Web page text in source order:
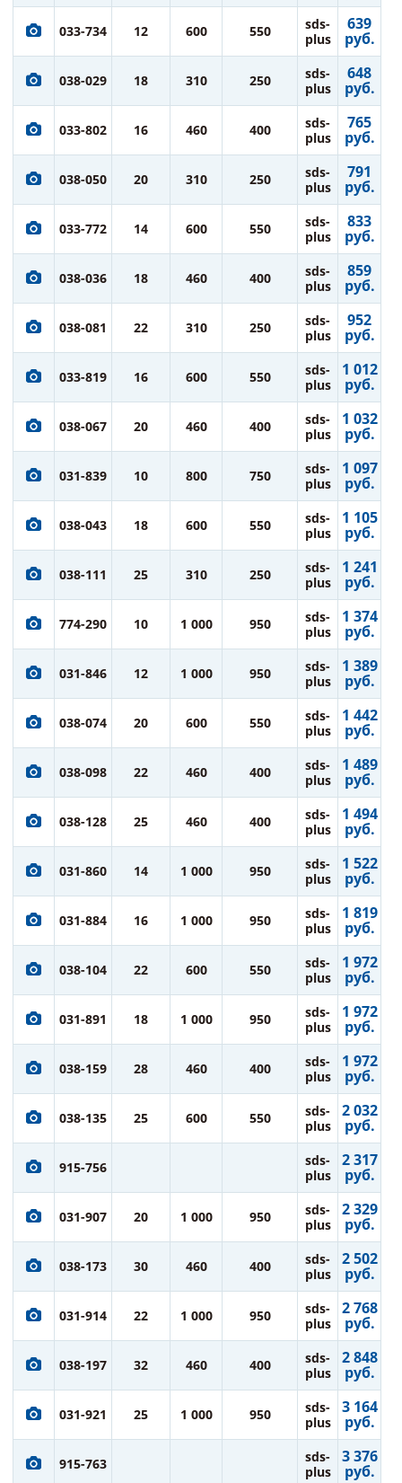
033-734 12 600 550
sds-
plus
639
руб.
038-029 18 310 250
sds-
plus
648
руб.
033-802 16 460 400
sds-
plus
765
руб.
038-050 20 310 250
sds-
plus
791
руб.
033-772 14 600 550
sds-
plus
833
руб.
038-036 18 460 400
sds-
plus
859
руб.
038-081 22 310 250
sds-
plus
952
руб.
033-819 16 600 550
sds-
plus
1 012
руб.
038-067 20 460 400
sds-
plus
1 032
руб.
031-839 10 800 750
sds-
plus
1 097
руб.
038-043 18 600 550
sds-
plus
1 105
руб.
038-111 25 310 250
sds-
plus
1 241
руб.
774-290 10 1 000 950
sds-
plus
1 374
руб.
031-846 12 1 000 950
sds-
plus
1 389
руб.
038-074 20 600 550
sds-
plus
1 442
руб.
038-098 22 460 400
sds-
plus
1 489
руб.
038-128 25 460 400
sds-
plus
1 494
руб.
031-860 14 1 000 950
sds-
plus
1 522
руб.
031-884 16 1 000 950
sds-
plus
1 819
руб.
038-104 22 600 550
sds-
plus
1 972
руб.
031-891 18 1 000 950
sds-
plus
1 972
руб.
038-159 28 460 400
sds-
plus
1 972
руб.
038-135 25 600 550
sds-
plus
2 032
руб.
915-756
sds-
plus
2 317
руб.
031-907 20 1 000 950
sds-
plus
2 329
руб.
038-173 30 460 400
sds-
plus
2 502
руб.
031-914 22 1 000 950
sds-
plus
2 768
руб.
038-197 32 460 400
sds-
plus
2 848
руб.
031-921 25 1 000 950
sds-
plus
3 164
руб.
915-763
sds-
plus
3 376
руб.